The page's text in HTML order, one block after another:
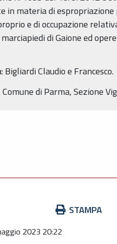
in materia di
e di occupazione
di Gaione ed
Claudio e Francesco.
di Parma, Sezione
STAMPA
2023 20:22